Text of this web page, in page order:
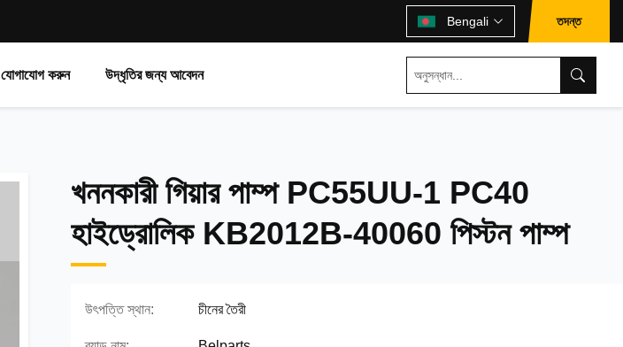
Bengali তদন্ত
যোগাযোগ করুন উদ্ধৃতির জন্য আবেদন
খননকারী গিয়ার পাম্প PC55UU-1 PC40
হাইড্রোলিক KB2012B-40060 পিস্টন পাম্প
উৎপত্তি স্থান: চীনের তৈরী